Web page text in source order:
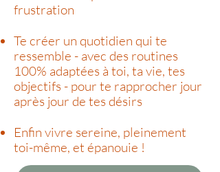
frustration
Te créer un quotidien qui te
ressemble - avec des routines
100% adaptées à toi, ta vie, tes
objectifs - pour te rapprocher jour
après jour de tes désirs
Enfin vivre sereine, pleinement
toi-même, et épanouie !